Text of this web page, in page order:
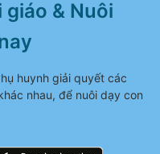
giáo & Nuôi
huynh giải quyết các
nhau, để nuôi dạy con